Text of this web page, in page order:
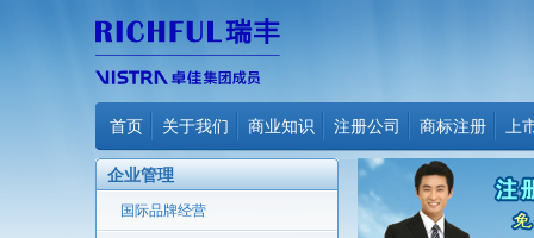
首页 关于我们 商业知识 注册公司 商标注册 上
企业管理
国际品牌经营